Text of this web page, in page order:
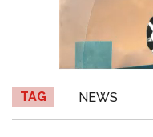
TAG NEWS